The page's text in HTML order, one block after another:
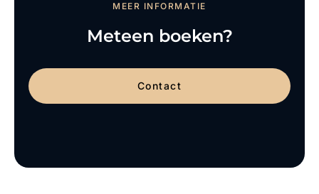
MEER INFORMATIE
Meteen boeken?
Contact